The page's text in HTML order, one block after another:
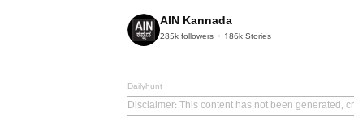
AIN Kannada
285k followers 186k Stories
Dailyhunt
Disclaimer: This content has not been generated,